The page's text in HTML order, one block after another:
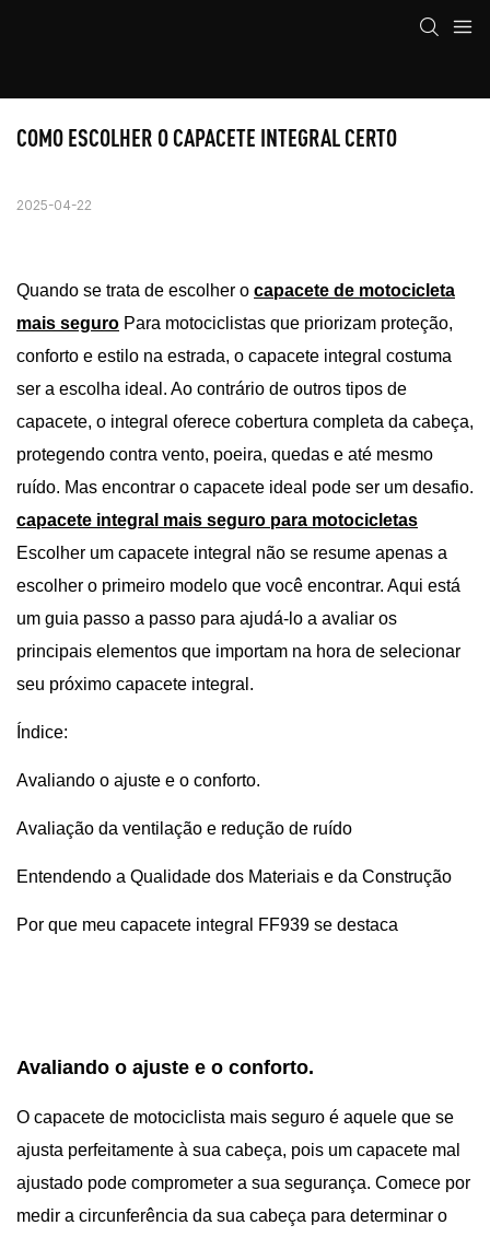
COMO ESCOLHER O CAPACETE INTEGRAL CERTO
2025-04-22
Quando se trata de escolher o capacete de motocicleta
mais seguro Para motociclistas que priorizam proteção,
conforto e estilo na estrada, o capacete integral costuma
ser a escolha ideal. Ao contrário de outros tipos de
capacete, o integral oferece cobertura completa da cabeça,
protegendo contra vento, poeira, quedas e até mesmo
ruído. Mas encontrar o capacete ideal pode ser um desafio.
capacete integral mais seguro para motocicletas
Escolher um capacete integral não se resume apenas a
escolher o primeiro modelo que você encontrar. Aqui está
um guia passo a passo para ajudá-lo a avaliar os
principais elementos que importam na hora de selecionar
seu próximo capacete integral.
Índice:
Avaliando o ajuste e o conforto.
Avaliação da ventilação e redução de ruído
Entendendo a Qualidade dos Materiais e da Construção
Por que meu capacete integral FF939 se destaca
Avaliando o ajuste e o conforto.
O capacete de motociclista mais seguro é aquele que se
ajusta perfeitamente à sua cabeça, pois um capacete mal
ajustado pode comprometer a sua segurança. Comece por
medir a circunferência da sua cabeça para determinar o